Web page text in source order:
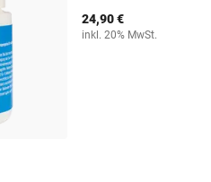
24,90 €
inkl. 20% MwSt.